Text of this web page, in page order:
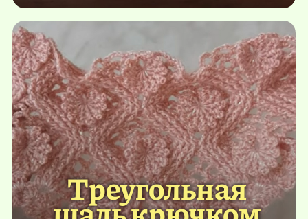
Треугольная